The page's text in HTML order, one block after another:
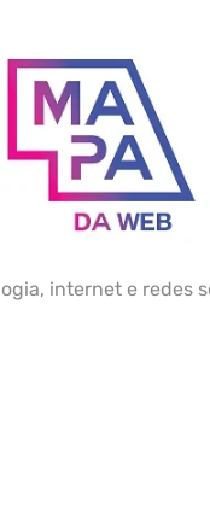
internet e redes